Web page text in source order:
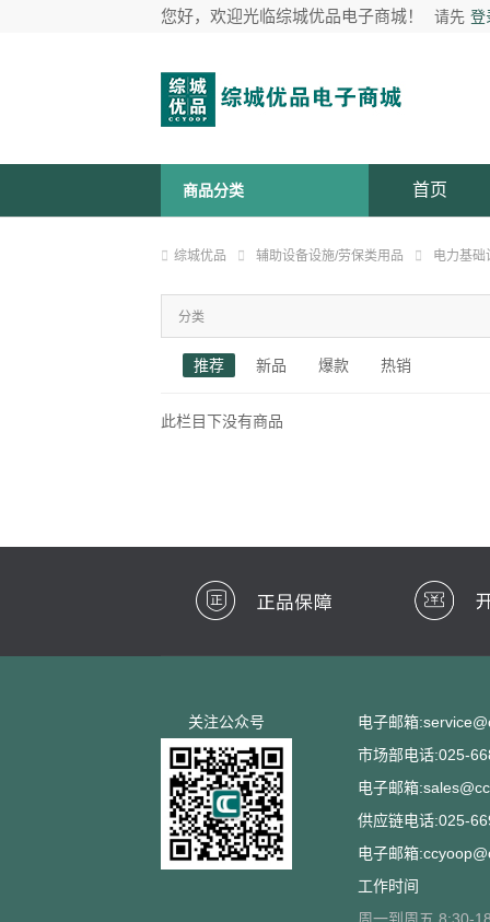
您好，欢迎光临综城优品电子商城！ 请先 登
商品分类 首页
综城优品 辅助设备设施/劳保类用品 电力基础
分类
推荐 新品 爆款 热销
此栏目下没有商品
关注公众号
电子邮箱
市场部电话:025-
电子邮箱
供应链电话:025-
电子邮箱
工作时间